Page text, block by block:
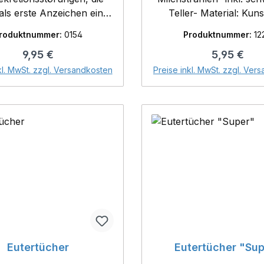
erste Anzeichen einer
sind- das Papier ist mit
Spezialindikator in vier
präpariert, die
den Eutervierteln
dünnen Strahl des
auf den
0154
Regulärer Preis:
9,95 €
MwSt. zzgl. Versandkosten
In den Warenkorb
Teller- Material:
Produktnummer:
Regulärer
5,95 €
Preise inkl. MwSt. zzgl.
In den
Eutertücher Eutertücher